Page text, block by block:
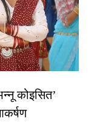
कोइसित’